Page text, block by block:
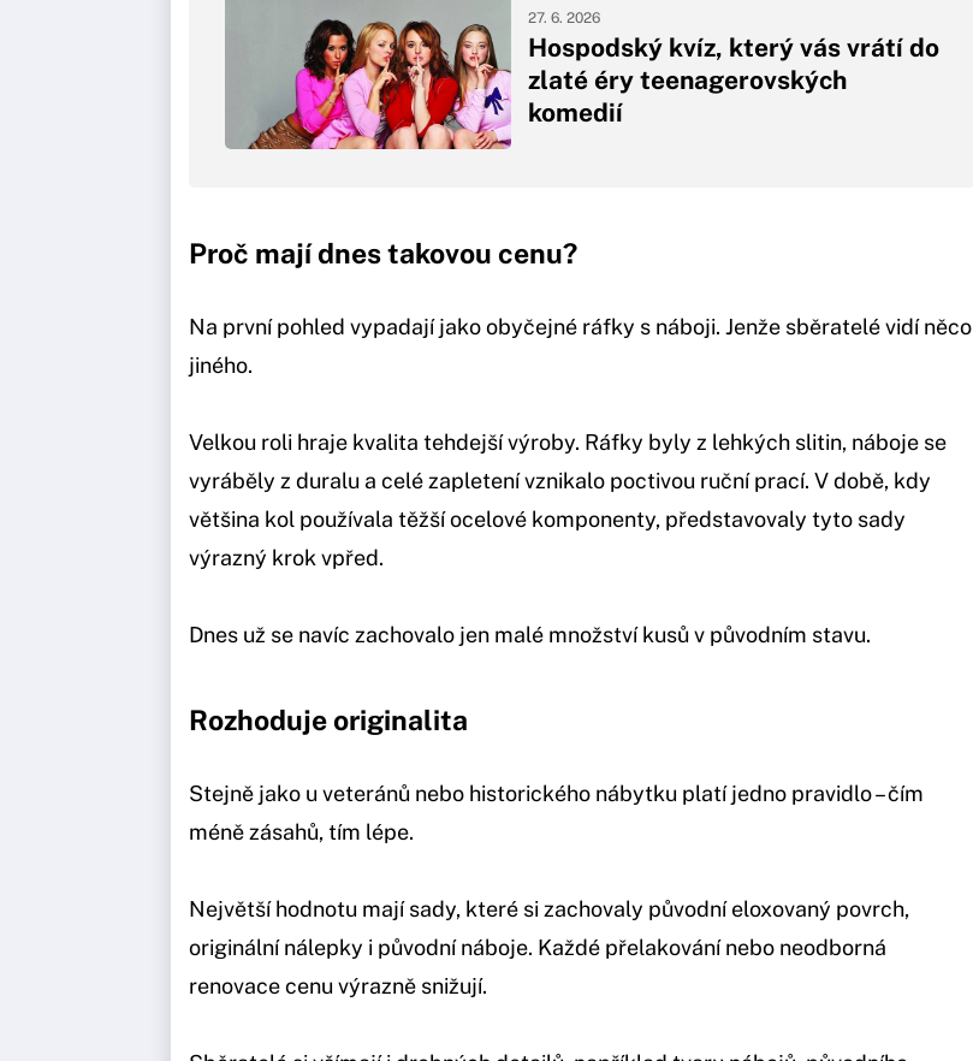
Hospodský kvíz, který vás vrátí do
zlaté éry teenagerovských
komedií
27. 6. 2026
Proč mají dnes takovou cenu?
Na první pohled vypadají jako obyčejné ráfky s náboji. Jenže sběratelé vidí něco
jiného.
Velkou roli hraje kvalita tehdejší výroby. Ráfky byly z lehkých slitin, náboje se
vyráběly z duralu a celé zapletení vznikalo poctivou ruční prací. V době, kdy
většina kol používala těžší ocelové komponenty, představovaly tyto sady
výrazný krok vpřed.
Dnes už se navíc zachovalo jen malé množství kusů v původním stavu.
Rozhoduje originalita
Stejně jako u veteránů nebo historického nábytku platí jedno pravidlo – čím
méně zásahů, tím lépe.
Největší hodnotu mají sady, které si zachovaly původní eloxovaný povrch,
originální nálepky i původní náboje. Každé přelakování nebo neodborná
renovace cenu výrazně snižují.